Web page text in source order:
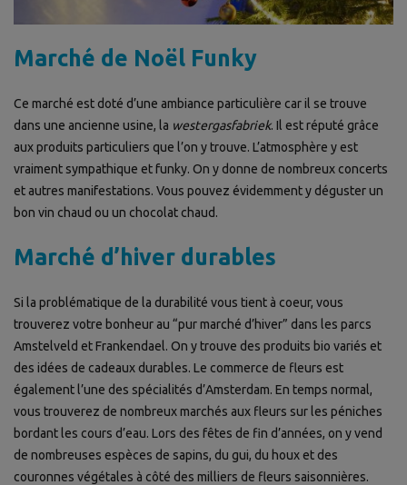
Marché de Noël Funky
Ce marché est doté d’une ambiance particulière car il se trouve
dans une ancienne usine, la westergasfabriek. Il est réputé grâce
aux produits particuliers que l’on y trouve. L’atmosphère y est
vraiment sympathique et funky. On y donne de nombreux concerts
et autres manifestations. Vous pouvez évidemment y déguster un
bon vin chaud ou un chocolat chaud.
Marché d’hiver durables
Si la problématique de la durabilité vous tient à coeur, vous
trouverez votre bonheur au “pur marché d’hiver” dans les parcs
Amstelveld et Frankendael. On y trouve des produits bio variés et
des idées de cadeaux durables. Le commerce de fleurs est
également l’une des spécialités d’Amsterdam. En temps normal,
vous trouverez de nombreux marchés aux fleurs sur les péniches
bordant les cours d’eau. Lors des fêtes de fin d’années, on y vend
de nombreuses espèces de sapins, du gui, du houx et des
couronnes végétales à côté des milliers de fleurs saisonnières.